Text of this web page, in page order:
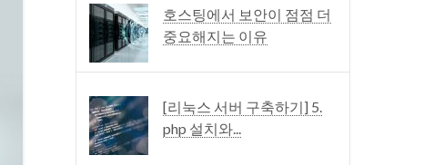
호스팅에서 보안이 점점 더
중요해지는 이유
[리눅스 서버 구축하기] 5.
php 설치와...